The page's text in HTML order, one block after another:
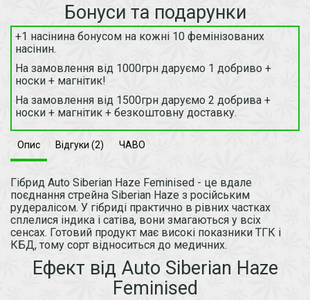
Бонуси та подарунки
+1 насінина бонусом на кожні 10 фемінізованих
насінин.
На замовлення від 1000грн даруємо 1 добриво +
носки + магнітик!
На замовлення від 1500грн даруємо 2 добрива +
носки + магнітик + безкоштовну доставку.
Опис Відгуки (2) ЧАВО
Гібрид Auto Siberian Haze Feminised - це вдале
поєднання стрейна Siberian Haze з російським
рудералісом. У гібриді практично в рівних частках
сплелися індика і сатіва, вони змагаються у всіх
сенсах. Готовий продукт має високі показники ТГК і
КБД, тому сорт відноситься до медичних.
Ефект від Auto Siberian Haze
Feminised